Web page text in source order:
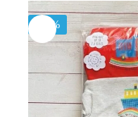
-15%